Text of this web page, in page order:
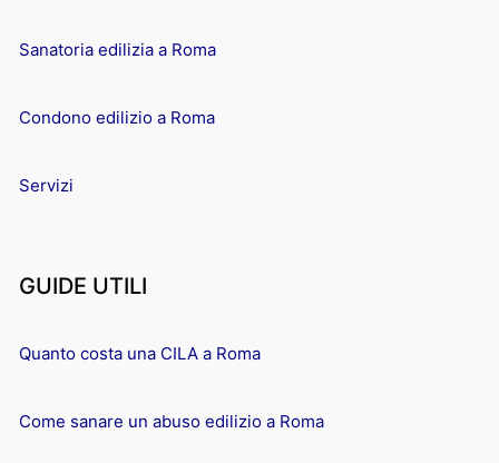
Sanatoria edilizia a Roma
Condono edilizio a Roma
Servizi
GUIDE UTILI
Quanto costa una CILA a Roma
Come sanare un abuso edilizio a Roma